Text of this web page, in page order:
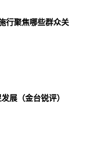
行聚焦哪些群众关
展（金台锐评）